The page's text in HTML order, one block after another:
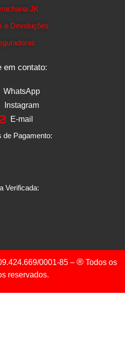
JK
e Devoluções
em contato:
WhatsApp
Instagram
E-mail
de Pagamento:
Verificada:
0001-85 – ® Todos os
reservados.